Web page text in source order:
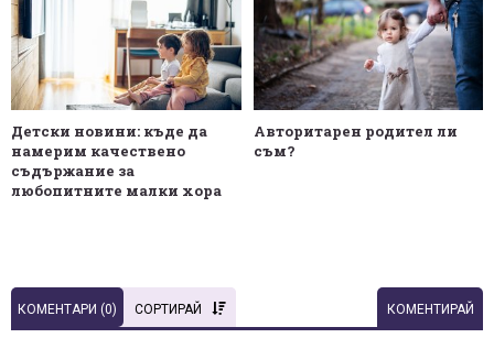
Детски новини: къде да
намерим качествено
съдържание за
любопитните малки хора
Авторитарен родител ли
съм?
КОМЕНТАРИ (0) СОРТИРАЙ КОМЕНТИРАЙ